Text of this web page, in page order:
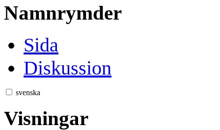
Namnrymder
Sida
Diskussion
svenska
Visningar